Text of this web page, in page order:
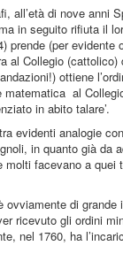
di nove anni
in seguito rifiuta il
prende (per
al Collegio
ottiene
al
in abito talare’.
evidenti analogie
in quanto già da
facevano a quei
di
ricevuto gli ordini
nel 1760, ha